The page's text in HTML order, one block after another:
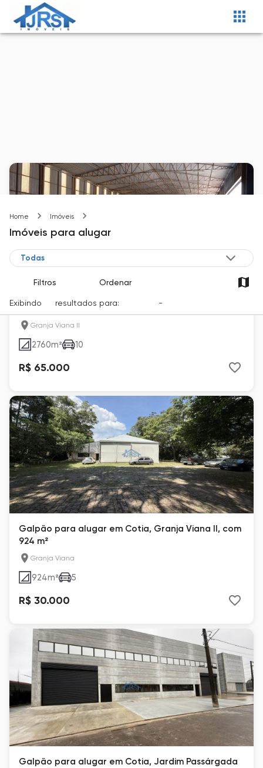
Home Imóveis
Imóveis para alugar
Filtros Ordenar
Exibindo resultados para: -
2760 m²
Granja Viana II
2760m² 10
R$ 65.000
Galpão para alugar em Cotia, Granja Viana II, com
924 m²
Granja Viana
924m² 5
R$ 30.000
Galpão para alugar em Cotia, Jardim Passárgada